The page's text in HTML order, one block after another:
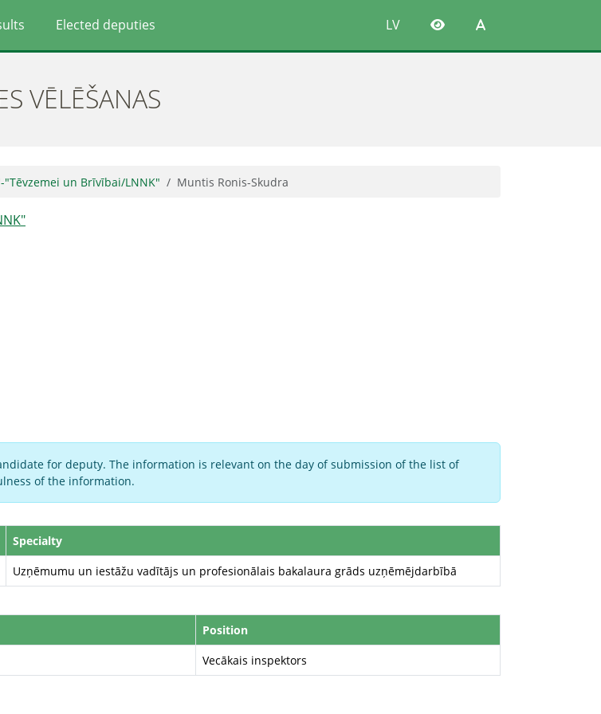
Elected deputies LV
VĒLĒŠANAS
un Brīvībai/LNNK" Muntis Ronis-Skudra
for deputy. The information is relevant on the day of submission of the list of
of the information.
Specialty
Uzņēmumu un iestāžu vadītājs un profesionālais bakalaura grāds uzņēmējdarbībā
Position
Vecākais inspektors